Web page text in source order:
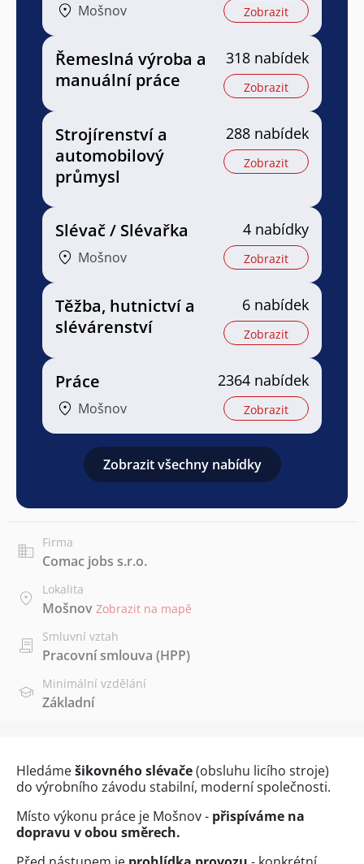
Mošnov Zobrazit
Řemeslná výroba a
manuální práce
318 nabídek
Zobrazit
Strojírenství a
automobilový
průmysl
288 nabídek
Zobrazit
Slévač / Slévařka
Mošnov
4 nabídky
Zobrazit
Těžba, hutnictví a
slévárenství
6 nabídek
Zobrazit
Práce
Mošnov
2364 nabídek
Zobrazit
Zobrazit všechny nabídky
Firma
Comac jobs s.r.o.
Lokalita
Mošnov Zobrazit na mapě
Smluvní vztah
Pracovní smlouva (HPP)
Minimální vzdělání
Základní
Hledámešikovného slévače(obsluhu licího stroje)
do výrobního závodu stabilní, moderní společnosti.
Místo výkonu práce je Mošnov - přispíváme na
dopravu v obou směrech.